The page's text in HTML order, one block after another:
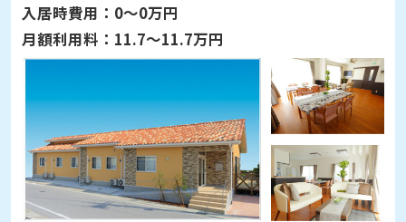
入居時費用： 0～0万円
月額利用料： 11.7～11.7万円